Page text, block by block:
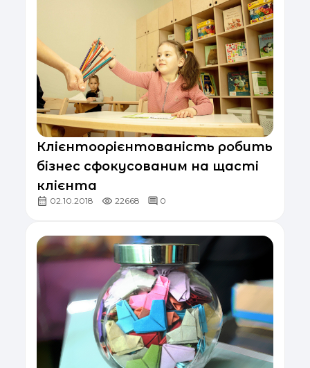
Клієнтоорієнтованість робить
бізнес сфокусованим на щасті
клієнта
02.10.2018 22668 0